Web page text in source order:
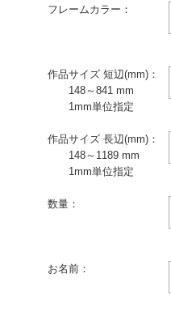
フレームカラー：
作品サイズ 短辺(mm)：
148～841 mm
1mm単位指定
作品サイズ 長辺(mm)：
148～1189 mm
1mm単位指定
数量：
お名前：